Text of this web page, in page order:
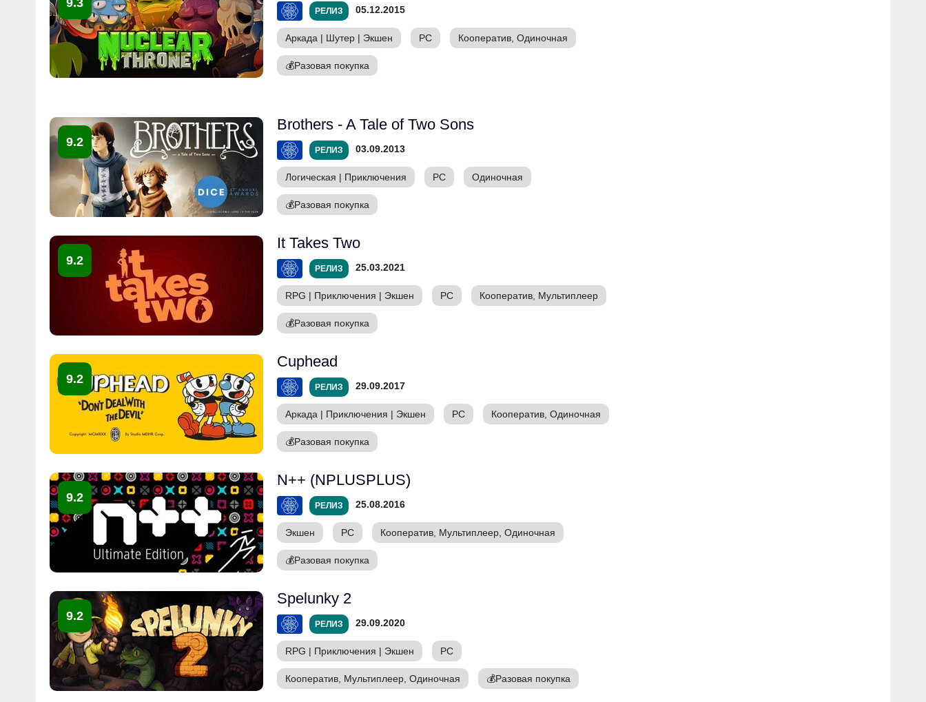
9.3
РЕЛИЗ 05.12.2015
Аркада | Шутер | Экшен PC Кооператив, Одиночная
💰Разовая покупка
9.2
Brothers - A Tale of Two Sons
РЕЛИЗ 03.09.2013
Логическая | Приключения PC Одиночная
💰Разовая покупка
9.2
It Takes Two
РЕЛИЗ 25.03.2021
RPG | Приключения | Экшен PC Кооператив, Мультиплеер
💰Разовая покупка
9.2
Cuphead
РЕЛИЗ 29.09.2017
Аркада | Приключения | Экшен PC Кооператив, Одиночная
💰Разовая покупка
9.2
N++ (NPLUSPLUS)
РЕЛИЗ 25.08.2016
Экшен PC Кооператив, Мультиплеер, Одиночная
💰Разовая покупка
9.2
Spelunky 2
РЕЛИЗ 29.09.2020
RPG | Приключения | Экшен PC
Кооператив, Мультиплеер, Одиночная 💰Разовая покупка